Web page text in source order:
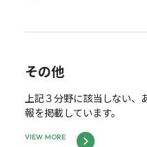
その他
上記３分野に該当しない、
報を掲載しています。
VIEW MORE